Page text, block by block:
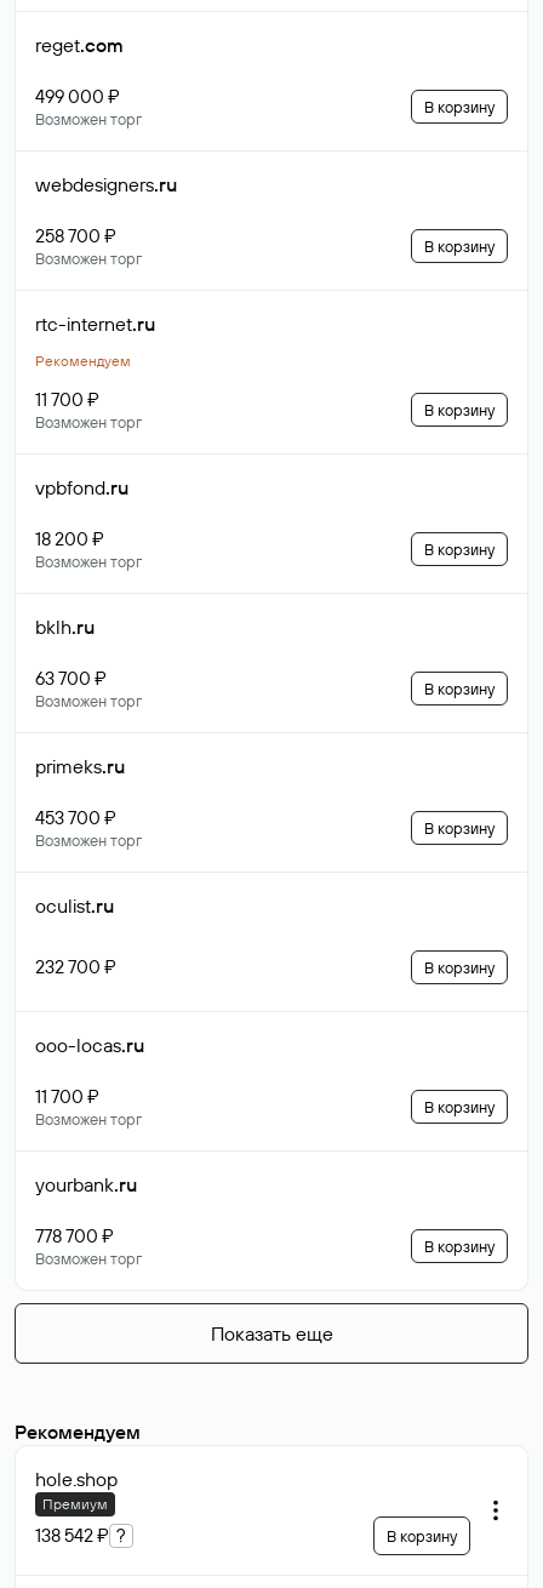
reget.com
499 000 ₽
Возможен торг
В корзину
webdesigners.ru
258 700 ₽
Возможен торг
В корзину
rtc-internet.ru
Рекомендуем
11 700 ₽
Возможен торг
В корзину
vpbfond.ru
18 200 ₽
Возможен торг
В корзину
bklh.ru
63 700 ₽
Возможен торг
В корзину
primeks.ru
453 700 ₽
Возможен торг
В корзину
oculist.ru
232 700 ₽ В корзину
ooo-locas.ru
11 700 ₽
Возможен торг
В корзину
yourbank.ru
778 700 ₽
Возможен торг
В корзину
Показать еще
Рекомендуем
hole.shop
Премиум
138 542 ₽ ? В корзину